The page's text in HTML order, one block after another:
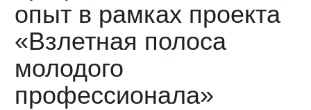
опыт в рамках проекта
«Взлетная полоса
молодого
профессионала»